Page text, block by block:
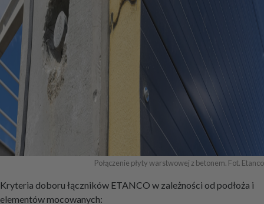
Połączenie płyty warstwowej z betonem. Fot. Etanco
Kryteria doboru łączników ETANCO w zależności od podłoża i
elementów mocowanych: